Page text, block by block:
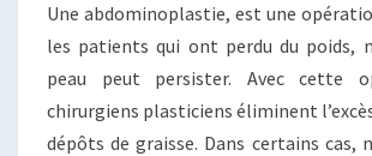
Une abdominoplastie, est une
les patients qui ont perdu du poids,
peau peut persister. Avec cette
chirurgiens plasticiens éliminent
dépôts de graisse. Dans certains cas,